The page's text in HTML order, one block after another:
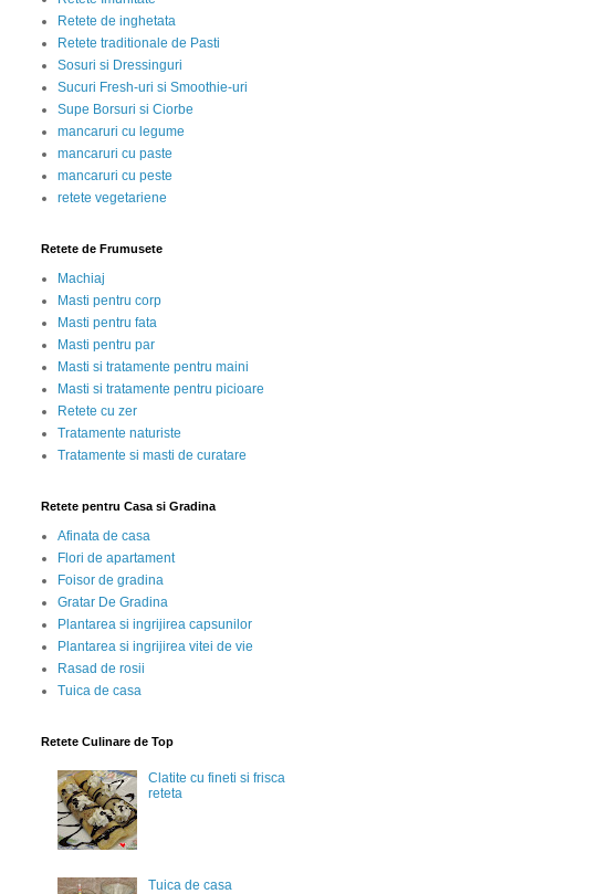
Retete de inghetata
Retete traditionale de Pasti
Sosuri si Dressinguri
Sucuri Fresh-uri si Smoothie-uri
Supe Borsuri si Ciorbe
mancaruri cu legume
mancaruri cu paste
mancaruri cu peste
retete vegetariene
Retete de Frumusete
Machiaj
Masti pentru corp
Masti pentru fata
Masti pentru par
Masti si tratamente pentru maini
Masti si tratamente pentru picioare
Retete cu zer
Tratamente naturiste
Tratamente si masti de curatare
Retete pentru Casa si Gradina
Afinata de casa
Flori de apartament
Foisor de gradina
Gratar De Gradina
Plantarea si ingrijirea capsunilor
Plantarea si ingrijirea vitei de vie
Rasad de rosii
Tuica de casa
Retete Culinare de Top
Clatite cu fineti si frisca
reteta
Tuica de casa